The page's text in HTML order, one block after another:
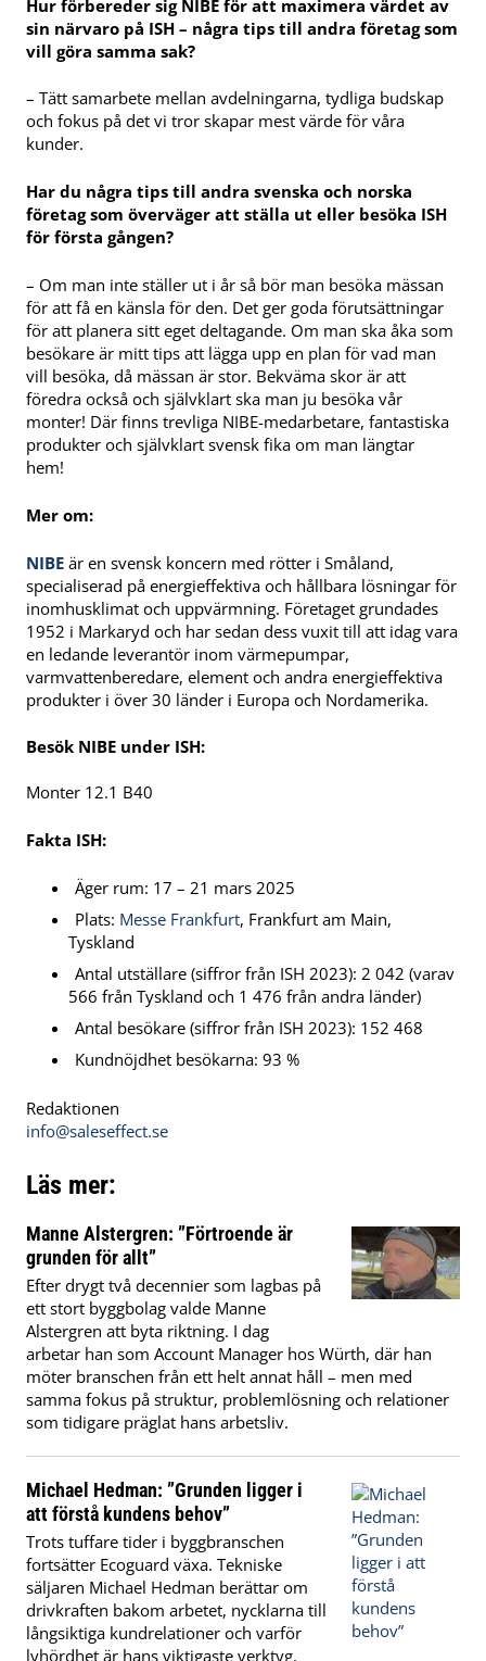
Hur förbereder sig NIBE för att maximera värdet av
sin närvaro på ISH – några tips till andra företag som
vill göra samma sak?
– Tätt samarbete mellan avdelningarna, tydliga budskap
och fokus på det vi tror skapar mest värde för våra
kunder.
Har du några tips till andra svenska och norska
företag som överväger att ställa ut eller besöka ISH
för första gången?
– Om man inte ställer ut i år så bör man besöka mässan
för att få en känsla för den. Det ger goda förutsättningar
för att planera sitt eget deltagande. Om man ska åka som
besökare är mitt tips att lägga upp en plan för vad man
vill besöka, då mässan är stor. Bekväma skor är att
föredra också och självklart ska man ju besöka vår
monter! Där finns trevliga NIBE-medarbetare, fantastiska
produkter och självklart svensk fika om man längtar
hem!
Mer om:
NIBE är en svensk koncern med rötter i Småland,
specialiserad på energieffektiva och hållbara lösningar för
inomhusklimat och uppvärmning. Företaget grundades
1952 i Markaryd och har sedan dess vuxit till att idag vara
en ledande leverantör inom värmepumpar,
varmvattenberedare, element och andra energieffektiva
produkter i över 30 länder i Europa och Nordamerika.
Besök NIBE under ISH:
Monter 12.1 B40
Fakta ISH:
Äger rum: 17 – 21 mars 2025
Plats: Messe Frankfurt, Frankfurt am Main,
Tyskland
Antal utställare (siffror från ISH 2023): 2 042 (varav
566 från Tyskland och 1 476 från andra länder)
Antal besökare (siffror från ISH 2023): 152 468
Kundnöjdhet besökarna: 93 %
Redaktionen
info@saleseffect.se
Läs mer:
Manne Alstergren: ”Förtroende är
grunden för allt”
Efter drygt två decennier som lagbas på
ett stort byggbolag valde Manne
Alstergren att byta riktning. I dag
arbetar han som Account Manager hos Würth, där han
möter branschen från ett helt annat håll – men med
samma fokus på struktur, problemlösning och relationer
som tidigare präglat hans arbetsliv.
Michael Hedman: ”Grunden ligger i
att förstå kundens behov”
Trots tuffare tider i byggbranschen
fortsätter Ecoguard växa. Tekniske
säljaren Michael Hedman berättar om
drivkraften bakom arbetet, nycklarna till
långsiktiga kundrelationer och varför
lyhördhet är hans viktigaste verktyg.